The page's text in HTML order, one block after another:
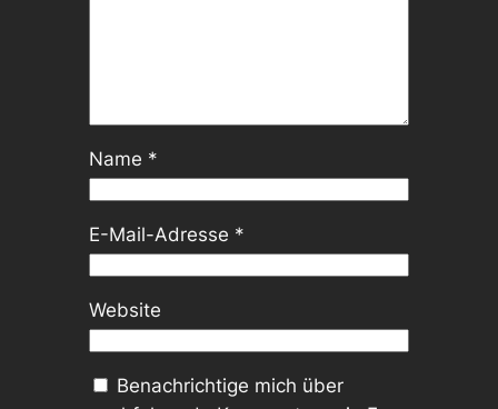
Name *
E-Mail-Adresse *
Website
Benachrichtige mich über